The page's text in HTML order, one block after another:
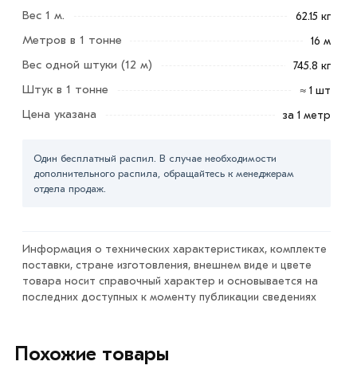
Для приобретения данной позиции, кликните мышкой
«Добавить в корзину»
«Быстрый заказ». Также можете купить позвонив по
Условия доставки и цены на товар Труба
электросварная
в интернет-магазине МЕТАЛЛ-РС
действительны в Москве и области. Наши
профессиональные менеджеры обработают заказ и
Данний товар от производителя сертифицирован,
соответствует всем стандартам качества. Возврат
купленного товарa в течение 7 дней (наличие чека
Вес 1 м.
62.15 кг
Метров в 1 тонне 16 м
Вес одной штуки (12 м) 745.8 кг
Штук в 1 тонне ≈ 1 шт
Цена указана за 1 метр
Один бесплатный распил. В случае необходимости
дополнительного распила, обращайтесь к менеджерам
отдела продаж.
Информация о технических характеристиках, комплекте
поставки, стране изготовления, внешнем виде и цвете
товара носит справочный характер и основывается на
последних доступных к моменту публикации сведениях
Похожие товары